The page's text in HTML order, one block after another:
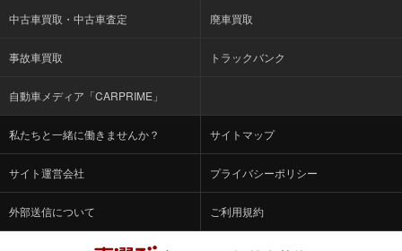
中古車買取・中古車査定 廃車買取
事故車買取 トラックバンク
自動車メディア「CARPRIME」
私たちと一緒に働きませんか？ サイトマップ
サイト運営会社 プライバシーポリシー
外部送信について ご利用規約